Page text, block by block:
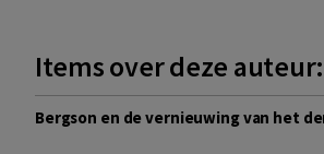
Items over deze auteur:
Bergson en de vernieuwing van het